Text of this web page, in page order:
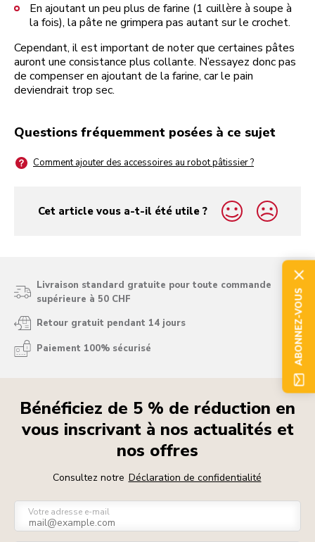
En ajoutant un peu plus de farine (1 cuillère à soupe à
la fois), la pâte ne grimpera pas autant sur le crochet.
Cependant, il est important de noter que certaines pâtes
auront une consistance plus collante. N’essayez donc pas
de compenser en ajoutant de la farine, car le pain
deviendrait trop sec.
Questions fréquemment posées à ce sujet
Comment ajouter des accessoires au robot pâtissier ?
Cet article vous a-t-il été utile ?
yes
no
Livraison standard gratuite pour toute commande
supérieure à 50 CHF
Retour gratuit pendant 14 jours
Paiement 100% sécurisé
Bénéficiez de 5 % de réduction en
vous inscrivant à nos actualités et
nos offres
Consultez notre Déclaration de confidentialité
Votre adresse e-mail
ABONNEZ-VOUS